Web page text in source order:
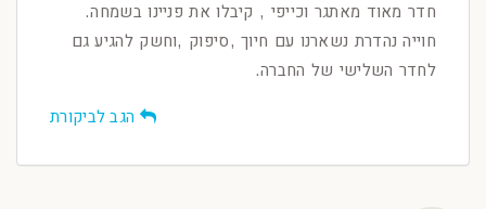
חדר מאוד מאתגר וכייפי , קיבלו את פניינו בשמחה.
חוייה נהדרת נשארנו עם חיוך ,סיפוק ,וחשק להגיע גם
לחדר השלישי של החברה.
הגב לביקורת